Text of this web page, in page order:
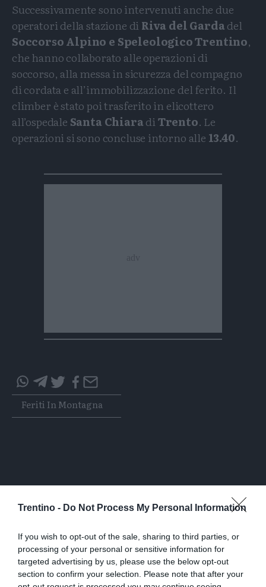
Trentino - Do Not Process My Personal Information
If you wish to opt-out of the sale, sharing to third parties, or
processing of your personal or sensitive information for
targeted advertising by us, please use the below opt-out
section to confirm your selection. Please note that after your
Successivamente sono intervenuti anche due
operatori della stazione di Riva del Gardadel
Soccorso Alpino e Speleologico Trentino,
che hanno collaborato alle operazioni di
soccorso, alla messa in sicurezza del compagno
di cordata e all’immobilizzazione del ferito. Il
climber è stato poi trasferito in elicottero
all’ospedale Santa ChiaradiTrento. Le
operazioni si sono concluse intorno alle 13.40.
questo
articolo
su
questo
articolo
su
Tags
Feriti In Montagna
I più letti
L'assalto al lago glaciale del Sorapiss:
un turista ci entra anche col sup
Calceranica, bimbo e papà recuperati